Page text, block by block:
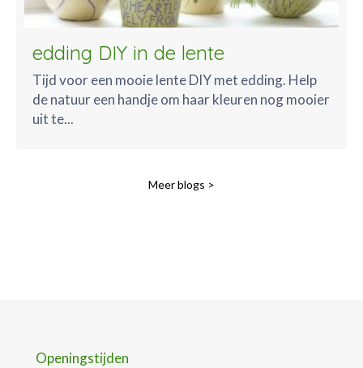
edding DIY in de lente
Tijd voor een mooie lente DIY met edding. Help
de natuur een handje om haar kleuren nog mooier
uit te...
Meer blogs >
Openingstijden